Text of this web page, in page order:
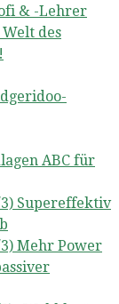
& -Lehrer
des
ABC für
Supereffektiv
Mehr Power